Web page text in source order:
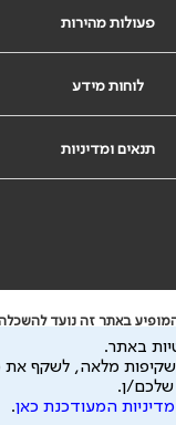
פעולות מהירות
לוחות מידע
תנאים ומדיניות
באתר זה נועד להשכלה
הר"י אחראית לתוכן
שעלול להיגרם.
מידע אישי לצורך מתן
הכל בכפוף למדיניות
באתר.
שקיפות מלאה, לשקף
שלכם/ן.
המעודכנת כאן.